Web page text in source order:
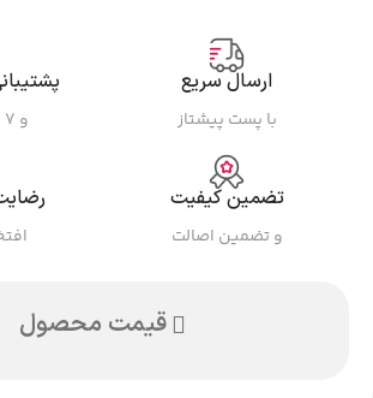
ارسال سریع
با پست پیشتاز
پشتیبانی ۲۴
و ۷ روز هفته
تضمین کیفیت
و تضمین اصالت
قیمت محصول